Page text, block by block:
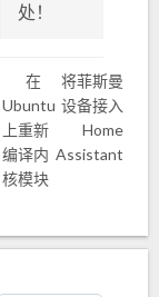
处！
在
Ubuntu
上重新
编译内
核模块
将菲斯曼
设备接入
Home
Assistant